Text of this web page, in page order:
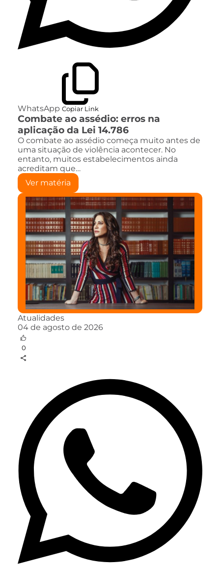
WhatsApp Copiar Link
Combate ao assédio: erros na
aplicação da Lei 14.786
O combate ao assédio começa muito antes de
uma situação de violência acontecer. No
entanto, muitos estabelecimentos ainda
acreditam que…
Ver matéria
Atualidades
04 de agosto de 2026
0